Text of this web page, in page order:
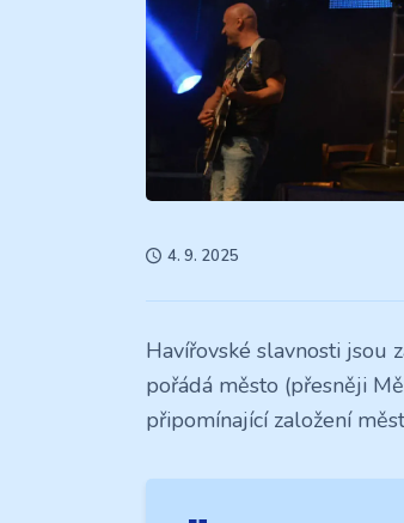
4. 9. 2025
Havířovské slavnosti jsou
pořádá město (přesněji
připomínající založení